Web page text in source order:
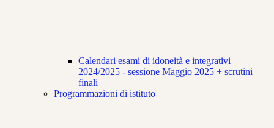
Calendari esami di idoneità e integrativi
2024/2025 - sessione Maggio 2025 + scrutini
finali
Programmazioni di istituto